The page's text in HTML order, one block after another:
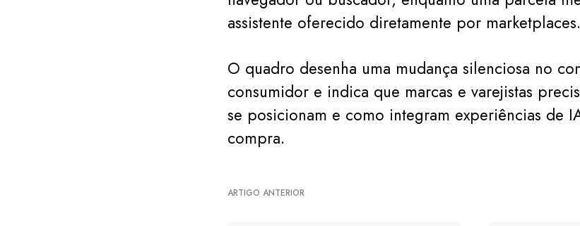
assistente oferecido diretamente por marketplaces.
O quadro desenha uma mudança silenciosa no
consumidor e indica que marcas e varejistas
se posicionam e como integram experiências de
compra.
ARTIGO ANTERIOR